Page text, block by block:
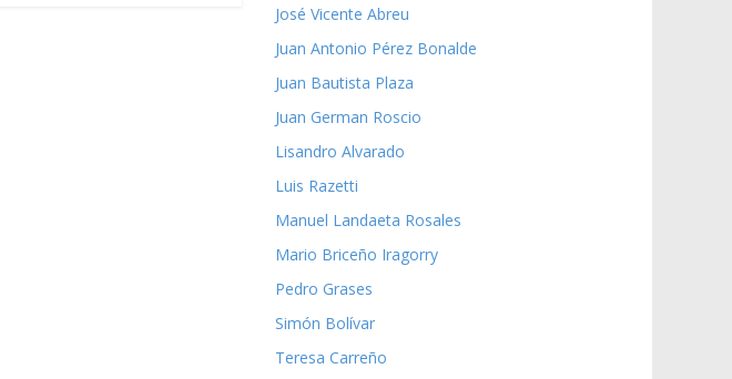
José Vicente Abreu
Juan Antonio Pérez Bonalde
Juan Bautista Plaza
Juan German Roscio
Lisandro Alvarado
Luis Razetti
Manuel Landaeta Rosales
Mario Briceño Iragorry
Pedro Grases
Simón Bolívar
Teresa Carreño